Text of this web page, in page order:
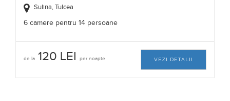
Sulina, Tulcea
6 camere pentru 14 persoane
de la 120 LEI per noapte VEZI DETALII